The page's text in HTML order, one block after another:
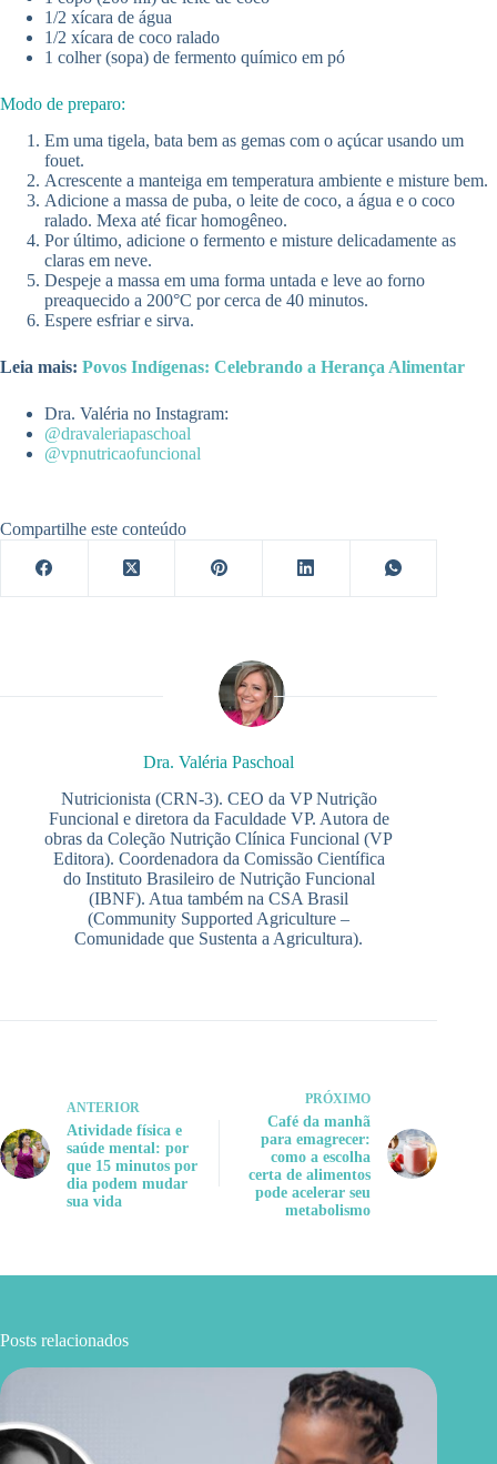
1/2 xícara de água
1/2 xícara de coco ralado
1 colher (sopa) de fermento químico em pó
Modo de preparo:
Em uma tigela, bata bem as gemas com o açúcar usando um
fouet.
Acrescente a manteiga em temperatura ambiente e misture bem.
Adicione a massa de puba, o leite de coco, a água e o coco
ralado. Mexa até ficar homogêneo.
Por último, adicione o fermento e misture delicadamente as
claras em neve.
Despeje a massa em uma forma untada e leve ao forno
preaquecido a 200°C por cerca de 40 minutos.
Espere esfriar e sirva.
Leia mais: Povos Indígenas: Celebrando a Herança Alimentar
Dra. Valéria no Instagram:
@dravaleriapaschoal
@vpnutricaofuncional
Compartilhe este conteúdo
Dra. Valéria Paschoal
Nutricionista (CRN-3). CEO da VP Nutrição
Funcional e diretora da Faculdade VP. Autora de
obras da Coleção Nutrição Clínica Funcional (VP
Editora). Coordenadora da Comissão Científica
do Instituto Brasileiro de Nutrição Funcional
(IBNF). Atua também na CSA Brasil
(Community Supported Agriculture –
Comunidade que Sustenta a Agricultura).
ANTERIOR
Atividade física e
saúde mental: por
que 15 minutos por
dia podem mudar
sua vida
PRÓXIMO
Café da manhã
para emagrecer:
como a escolha
certa de alimentos
pode acelerar seu
metabolismo
Posts relacionados